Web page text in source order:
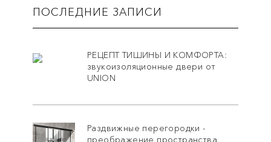
ПОСЛЕДНИЕ ЗАПИСИ
РЕЦЕПТ ТИШИНЫ И КОМФОРТА:
звукоизоляционные двери от
UNION
Раздвижные перегородки -
преображение пространства